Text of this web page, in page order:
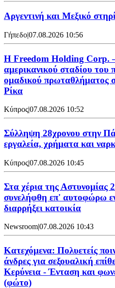
Αργεντινή και Μεξικό
Γήπεδο|07.08.2026 10:56
Η Freedom Holding Corp.
αμερικανικού σταδίου του
ομαδικού πρωταθλήματος
Ρίκα
Κύπρος|07.08.2026 10:52
Σύλληψη 28χρονου στην
εργαλεία, χρήματα και
Κύπρος|07.08.2026 10:45
Στα χέρια της Αστυνομίας
συνελήφθη επ' αυτοφώρω
διαρρήξει κατοικία
Newsroom|07.08.2026 10:43
Κατεχόμενα: Πολυετείς
άνδρες για σεξουαλική
Κερύνεια - Ένταση και
(φώτο)